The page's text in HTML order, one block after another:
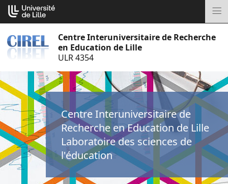
Aller
au
Centre Interuniversitaire de Recherche
en Education de Lille
ULR 4354
Centre Interuniversitaire de
Recherche en Education de Lille
Laboratoire des sciences de
l'éducation
Cookies management panel